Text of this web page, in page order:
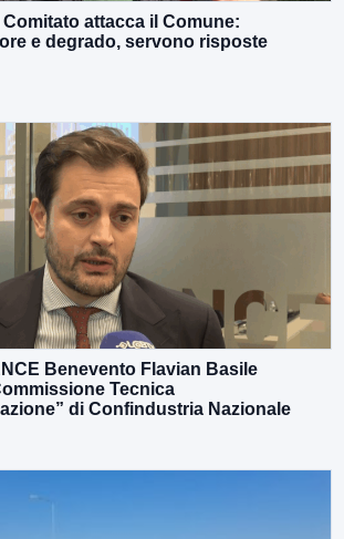
attacca il Comune:
e degrado, servono risposte
Benevento Flavian Basile
Tecnica
di Confindustria Nazionale